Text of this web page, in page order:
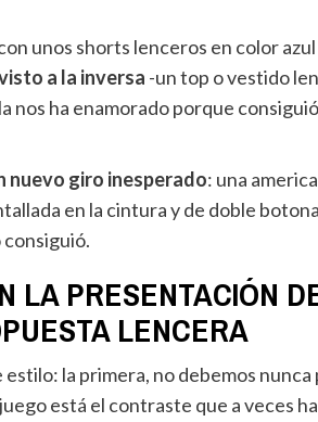
unos shorts lenceros en color
a la inversa -un top o vestido
nos ha enamorado porque
nuevo giro inesperado: una
en la cintura y de doble
LA PRESENTACIÓN
LENCERA
está el contraste que a veces